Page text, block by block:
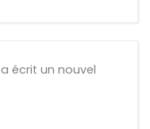
a écrit un nouvel